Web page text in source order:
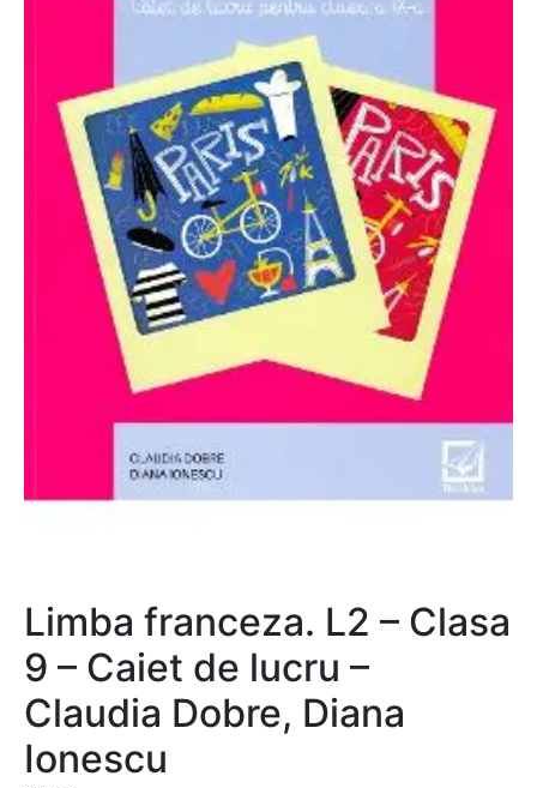
Limba franceza. L2 – Clasa
9 – Caiet de lucru –
Claudia Dobre, Diana
Ionescu